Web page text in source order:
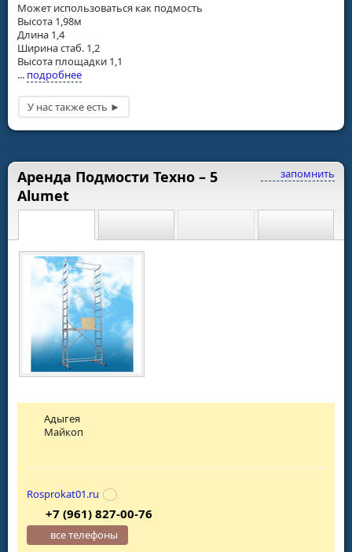
Может использоваться как подмость
Высота 1,98м
Длина 1,4
Ширина стаб. 1,2
Высота площадки 1,1
... подробнее
запомнить
Аренда Подмости Техно – 5
Alumet
Адыгея
Майкоп
Rosprokat01.ru
+7 (961) 827-00-76
все телефоны